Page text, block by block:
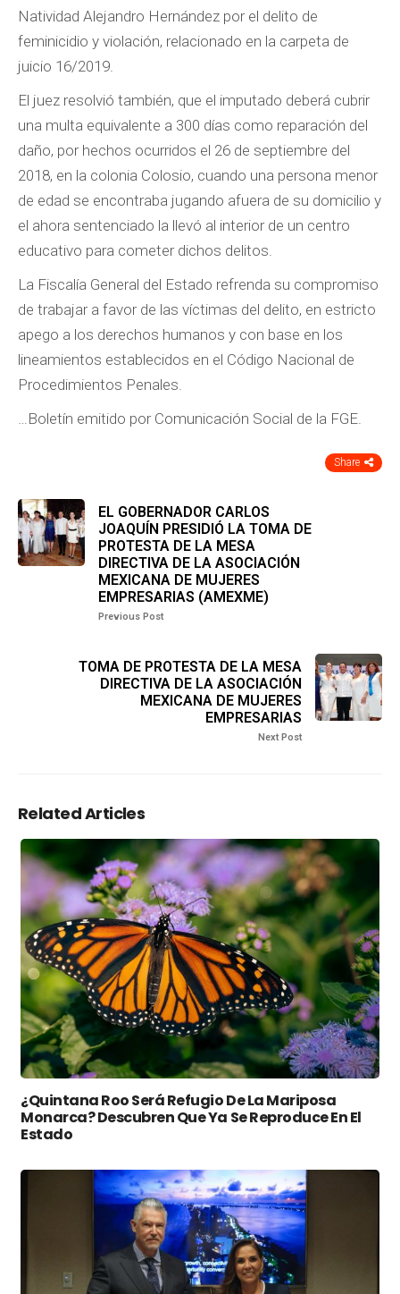
Natividad Alejandro Hernández por el delito de
feminicidio y violación, relacionado en la carpeta de
juicio 16/2019.
El juez resolvió también, que el imputado deberá cubrir
una multa equivalente a 300 días como reparación del
daño, por hechos ocurridos el 26 de septiembre del
2018, en la colonia Colosio, cuando una persona menor
de edad se encontraba jugando afuera de su domicilio y
el ahora sentenciado la llevó al interior de un centro
educativo para cometer dichos delitos.
La Fiscalía General del Estado refrenda su compromiso
de trabajar a favor de las víctimas del delito, en estricto
apego a los derechos humanos y con base en los
lineamientos establecidos en el Código Nacional de
Procedimientos Penales.
…Boletín emitido por Comunicación Social de la FGE.
Share
EL GOBERNADOR CARLOS
JOAQUÍN PRESIDIÓ LA TOMA DE
PROTESTA DE LA MESA
DIRECTIVA DE LA ASOCIACIÓN
MEXICANA DE MUJERES
EMPRESARIAS (AMEXME)
Previous Post
TOMA DE PROTESTA DE LA MESA
DIRECTIVA DE LA ASOCIACIÓN
MEXICANA DE MUJERES
EMPRESARIAS
Next Post
Related Articles
¿Quintana Roo Será Refugio De La Mariposa
Monarca? Descubren Que Ya Se Reproduce En El
Estado